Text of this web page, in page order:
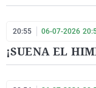
20:55 06-07-2026
¡SUENA EL